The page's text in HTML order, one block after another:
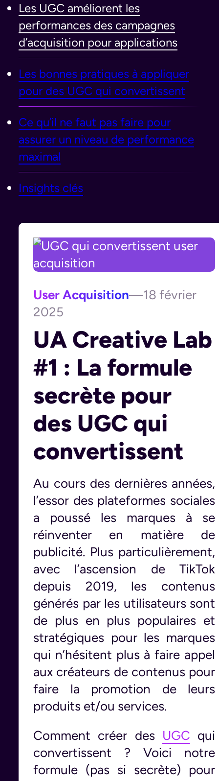
Les UGC améliorent les
performances des campagnes
d’acquisition pour applications
Les bonnes pratiques à appliquer
pour des UGC qui convertissent
Ce qu’il ne faut pas faire pour
assurer un niveau de performance
maximal
Insights clés
User Acquisition—18 février
2025
UA Creative Lab
#1 : La formule
secrète pour
des UGC qui
convertissent
Au cours des dernières années,
l’essor des plateformes sociales
a poussé les marques à se
réinventer en matière de
publicité. Plus particulièrement,
avec l’ascension de TikTok
depuis 2019, les contenus
générés par les utilisateurs sont
de plus en plus populaires et
stratégiques pour les marques
qui n’hésitent plus à faire appel
aux créateurs de contenus pour
faire la promotion de leurs
produits et/ou services.
Comment créer des UGC qui
convertissent ? Voici notre
formule (pas si secrète) pour